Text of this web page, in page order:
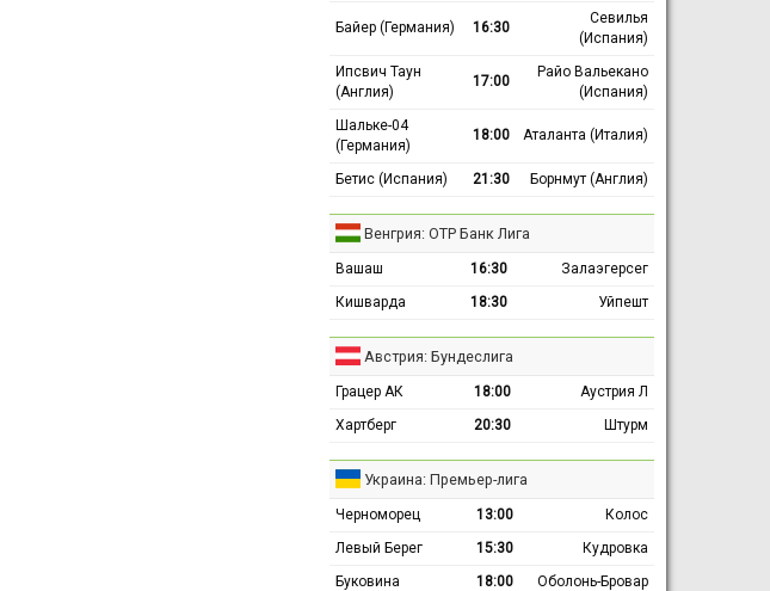
Байер (Германия) 16:30
Севилья
(Испания)
Ипсвич Таун
(Англия)
17:00
Райо Вальекано
(Испания)
Шальке-04
(Германия)
18:00 Аталанта (Италия)
Бетис (Испания) 21:30 Борнмут (Англия)
Венгрия: ОТР Банк Лига
Вашаш 16:30
Залаэгерсег
Кишварда
18:30 Уйпешт
Австрия: Бундеслига
Грацер АК 18:00
Аустрия Л
Хартберг
20:30 Штурм
Украина: Премьер-лига
Черноморец 13:00
Колос
Левый Берег
15:30
Кудровка
Буковина
18:00 Оболонь-Бровар